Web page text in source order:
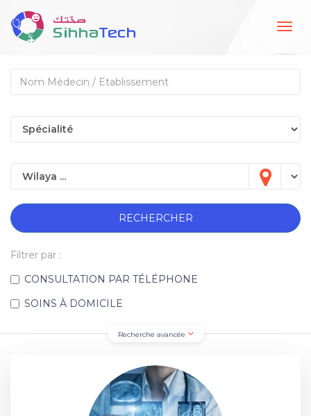
RECHERCHER
Filtrer par :
CONSULTATION PAR TÉLÉPHONE
SOINS À DOMICILE
Recherche avancée